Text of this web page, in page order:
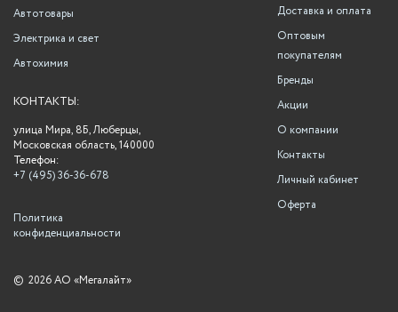
Доставка и оплата
Оптовым
покупателям
Бренды
Акции
О компании
Контакты
Личный кабинет
Оферта
Автотовары
Электрика и свет
Автохимия
КОНТАКТЫ:
улица Мира, 8Б, Люберцы,
Московская область, 140000
Телефон:
+7 (495) 36-36-678
Политика
конфиденциальности
© 2026 АО «Мегалайт»